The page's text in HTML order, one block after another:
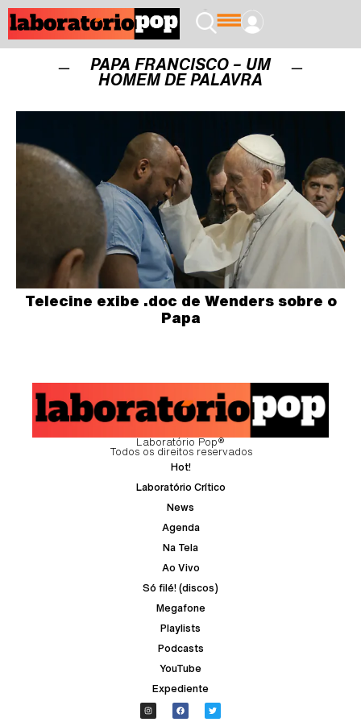
PAPA FRANCISCO – UM
HOMEM DE PALAVRA
Telecine exibe .doc de Wenders sobre o
Papa
Laboratório Pop®
Todos os direitos reservados
Hot!
Laboratório Crítico
News
Agenda
Na Tela
Ao Vivo
Só filé! (discos)
Megafone
Playlists
Podcasts
YouTube
Expediente